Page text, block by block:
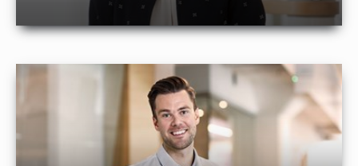
Varje licens är berättigad att användas av en deltagare. Vi
allmänna villkor bekräftar du att licensen endast används
av berättigad deltagare.